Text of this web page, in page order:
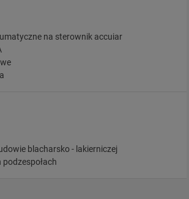
na sterownik accuiar
blacharsko - lakierniczej
podzespołach